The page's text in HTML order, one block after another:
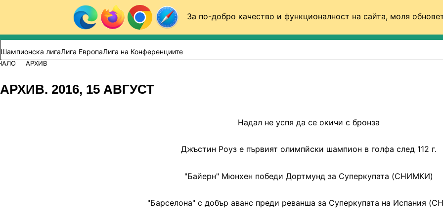
За по-добро качество и функционалност на сайта, моля
Към съдържанието
Търси в сайта
ВИДЕО ФУТБОЛ (БГ)
Шампионска лигаЛига ЕвропаЛига на Конференциите
АРХИВ
АРХИВ. 2016, 15 АВГУСТ
Надал не успя да се окичи с бронза
Джъстин Роуз е първият олимпйски шампион в голфа след 112 г.
"Байерн" Мюнхен победи Дортмунд за Суперкупата (СНИМКИ)
"Барселона" с добър аванс преди реванша за Суперкупата на Испания